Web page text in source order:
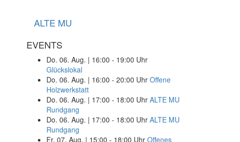
ALTE MU
EVENTS
Do. 06. Aug. | 16:00 - 19:00 Uhr
Glückslokal
Do. 06. Aug. | 16:00 - 20:00 Uhr Offene
Holzwerkstatt
Do. 06. Aug. | 17:00 - 18:00 Uhr ALTE MU
Rundgang
Do. 06. Aug. | 17:00 - 18:00 Uhr ALTE MU
Rundgang
Fr. 07. Aug. | 15:00 - 18:00 Uhr Offenes